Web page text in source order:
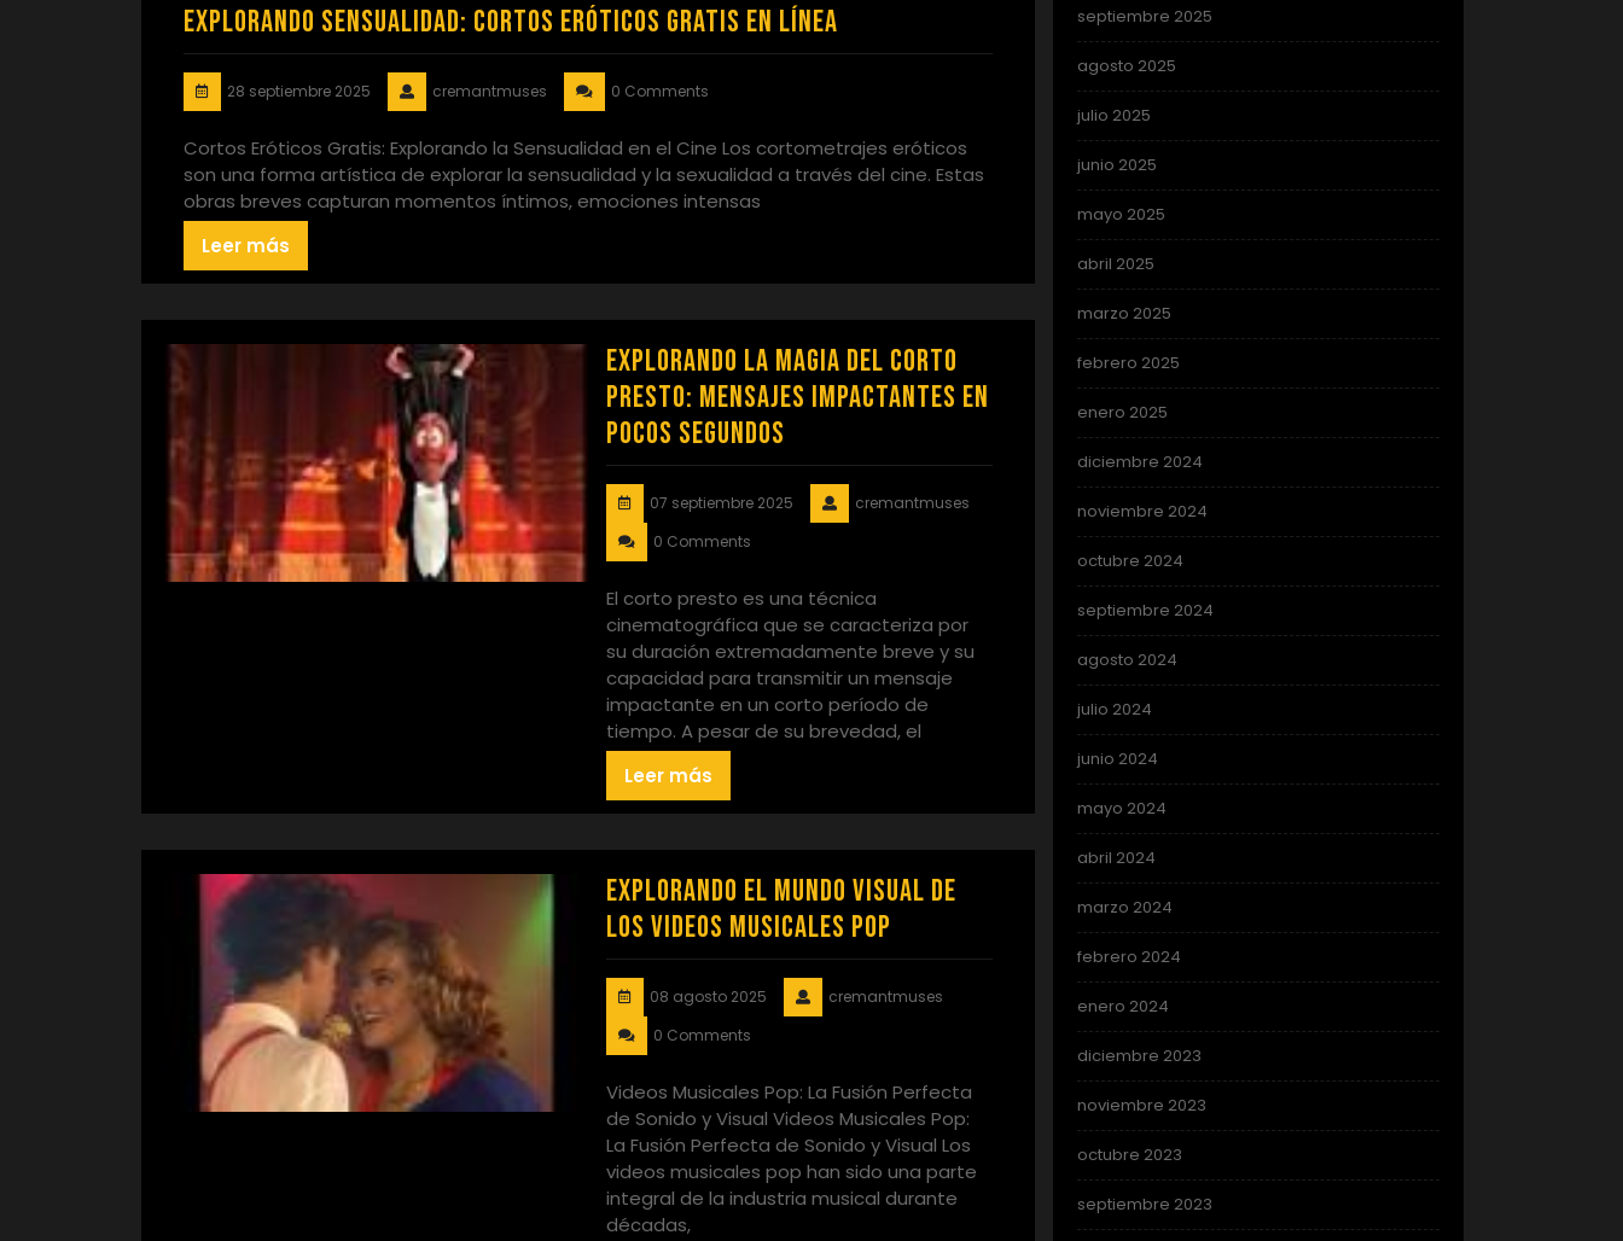
Explorando Sensualidad: Cortos Eróticos Gratis en Línea
28 septiembre 2025 cremantmuses 0 Comments
Cortos Eróticos Gratis: Explorando la Sensualidad en el Cine Los cortometrajes eróticos
son una forma artística de explorar la sensualidad y la sexualidad a través del cine. Estas
obras breves capturan momentos íntimos, emociones intensas
Leer más
Explorando la Magia del Corto
Presto: Mensajes Impactantes en
Pocos Segundos
07 septiembre 2025
cremantmuses
0 Comments
El corto presto es una técnica
cinematográfica que se caracteriza por
su duración extremadamente breve y su
capacidad para transmitir un mensaje
impactante en un corto período de
tiempo. A pesar de su brevedad, el
Leer más
Explorando el Mundo Visual de
los Videos Musicales Pop
08 agosto 2025
cremantmuses
0 Comments
Videos Musicales Pop: La Fusión Perfecta
de Sonido y Visual Videos Musicales Pop:
La Fusión Perfecta de Sonido y Visual Los
videos musicales pop han sido una parte
integral de la industria musical durante
décadas,
septiembre 2025
agosto 2025
julio 2025
junio 2025
mayo 2025
abril 2025
marzo 2025
febrero 2025
enero 2025
diciembre 2024
noviembre 2024
octubre 2024
septiembre 2024
agosto 2024
julio 2024
junio 2024
mayo 2024
abril 2024
marzo 2024
febrero 2024
enero 2024
diciembre 2023
noviembre 2023
octubre 2023
septiembre 2023